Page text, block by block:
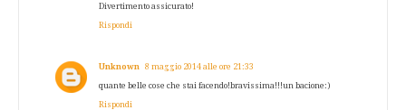
Divertimento assicurato!
Rispondi
Unknown 8 maggio 2014 alle ore 21:33
quante belle cose che stai facendo!bravissima!!!un bacione:)
Rispondi